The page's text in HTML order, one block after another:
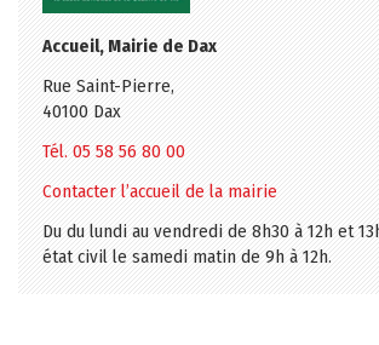
Accueil, Mairie de Dax
Rue Saint-Pierre,
40100 Dax
Tél. 05 58 56 80 00
Contacter l’accueil de la mairie
Du du lundi au vendredi de 8h30 à 12h et
état civil le samedi matin de 9h à 12h.